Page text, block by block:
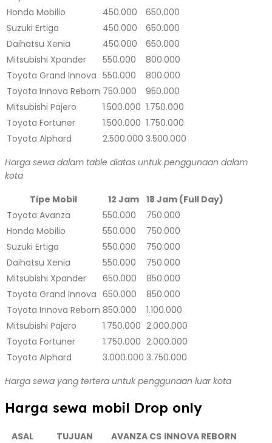
Honda Mobilio
450.000
650.000
Suzuki Ertiga
450.000
650.000
Daihatsu Xenia
450.000
650.000
Mitsubishi Xpander
550.000
800.000
Toyota Grand Innova 550.000
800.000
Toyota Innova Reborn 750.000
950.000
Mitsubishi Pajero
1.500.000 1.750.000
Toyota Fortuner
1.500.000 1.750.000
Toyota Alphard
2.500.000 3.500.000
Harga sewa dalam table diatas untuk penggunaan dalam
kota
Tipe Mobil
12 Jam
18 Jam (Full Day)
Toyota Avanza
550.000
750.000
Honda Mobilio
550.000
750.000
Suzuki Ertiga
550.000
750.000
Daihatsu Xenia
550.000
750.000
Mitsubishi Xpander
650.000
850.000
Toyota Grand Innova 650.000
850.000
Toyota Innova Reborn 850.000
1.100.000
Mitsubishi Pajero
1.750.000 2.000.000
Toyota Fortuner
1.750.000 2.000.000
Toyota Alphard
3.000.000 3.750.000
Harga sewa yang tertera untuk penggunaan luar kota
Harga sewa mobil Drop only
ASAL TUJUAN AVANZA CS INNOVA REBORN